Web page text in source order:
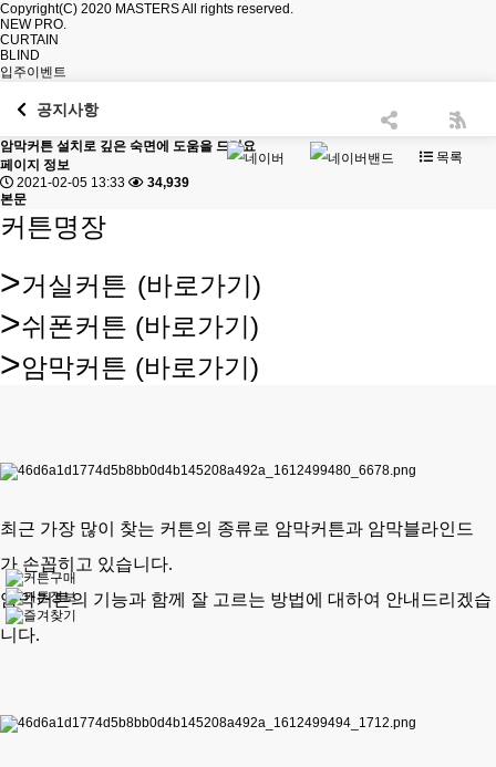
Copyright(C) 2020 MASTERSAll rights reserved.
NEW PRO.
CURTAIN
BLIND
입주이벤트
공지사항
목록
암막커튼 설치로 깊은 숙면에 도움을 드려요
페이지 정보
2021-02-05 13:33
34,939
본문
커튼명장
>거실커튼 (바로가기)
>쉬폰커튼 (바로가기)
>암막커튼 (바로가기)
최근 가장 많이 찾는 커튼의 종류로 암막커튼과 암막블라인드
가 손꼽히고 있습니다.
암막커튼의 기능과 함께 잘 고르는 방법에 대하여 안내드리겠습
니다.